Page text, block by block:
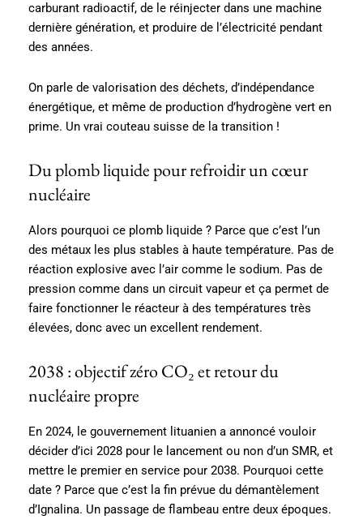
carburant radioactif, de le réinjecter dans une machine
dernière génération, et produire de l’électricité pendant
des années.
On parle de valorisation des déchets, d’indépendance
énergétique, et même de production d’hydrogène vert en
prime. Un vrai couteau suisse de la transition !
Du plomb liquide pour refroidir un cœur
nucléaire
Alors pourquoi ce plomb liquide ? Parce que c’est l’un
des métaux les plus stables à haute température. Pas de
réaction explosive avec l’air comme le sodium. Pas de
pression comme dans un circuit vapeur et ça permet de
faire fonctionner le réacteur à des températures très
élevées, donc avec un excellent rendement.
2038 : objectif zéro CO₂ et retour du
nucléaire propre
En 2024, le gouvernement lituanien a annoncé vouloir
décider d’ici 2028 pour le lancement ou non d’un SMR, et
mettre le premier en service pour 2038. Pourquoi cette
date ? Parce que c’est la fin prévue du démantèlement
d’Ignalina. Un passage de flambeau entre deux époques.